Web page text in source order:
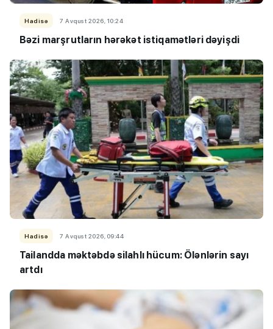
Hadisə 7 Avqust 2026, 10:24
Bəzi marşrutların hərəkət istiqamətləri dəyişdi
Hadisə 7 Avqust 2026, 09:44
Tailandda məktəbdə silahlı hücum: Ölənlərin sayı
artdı